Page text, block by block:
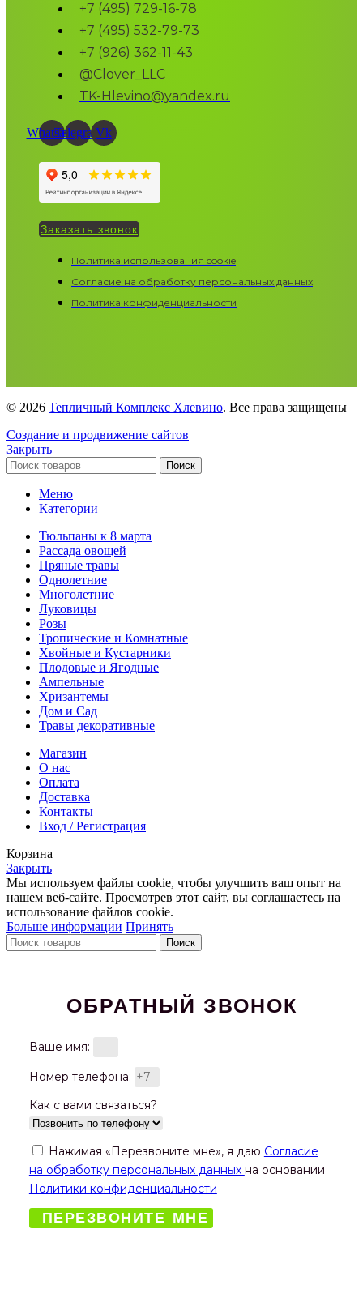
+7 (495) 729-16-78
+7 (495) 532-79-73
+7 (926) 362-11-43
@Clover_LLC
TK-Hlevino@yandex.ru
WhatsappTelegramVk
Заказать звонок
Политика использования cookie
Согласие на обработку персональных данных
Политика конфиденциальности
© 2026 Тепличный Комплекс Хлевино. Все права защищены
Создание и продвижение сайтов
Закрыть
Поиск
Меню
Категории
Тюльпаны к 8 марта
Рассада овощей
Пряные травы
Однолетние
Многолетние
Луковицы
Розы
Тропические и Комнатные
Хвойные и Кустарники
Плодовые и Ягодные
Ампельные
Хризантемы
Дом и Сад
Травы декоративные
Магазин
О нас
Оплата
Доставка
Контакты
Вход / Регистрация
Корзина
Закрыть
Мы используем файлы cookie, чтобы улучшить ваш опыт на
нашем веб-сайте. Просмотрев этот сайт, вы соглашаетесь на
использование файлов cookie.
Больше информации Принять
Поиск
ОБРАТНЫЙ ЗВОНОК
Ваше имя:
Номер телефона:
Как с вами связаться?
Нажимая «Перезвоните мне», я даю Согласие
на обработку персональных данных на основании
Политики конфиденциальности
ПЕРЕЗВОНИТЕ МНЕ